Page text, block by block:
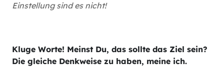
Einstellung sind es nicht!
Kluge Worte! Meinst Du, das sollte das Ziel sein?
Die gleiche Denkweise zu haben, meine ich.